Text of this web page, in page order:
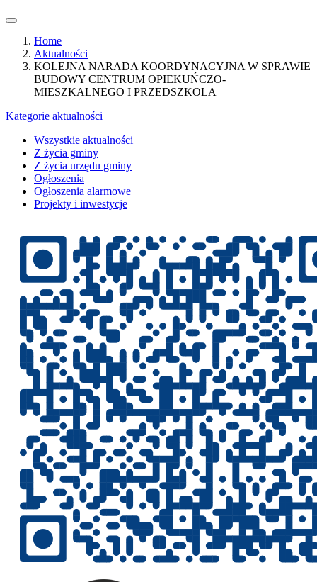
Home
Aktualności
KOLEJNA NARADA KOORDYNACYJNA W SPRAWIE
BUDOWY CENTRUM OPIEKUŃCZO-
MIESZKALNEGO I PRZEDSZKOLA
Kategorie aktualności
Wszystkie aktualności
Z życia gminy
Z życia urzędu gminy
Ogłoszenia
Ogłoszenia alarmowe
Projekty i inwestycje